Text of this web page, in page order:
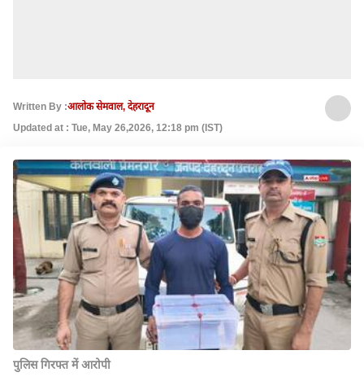
Written By :आलोक सेमवाल, देहरादून
Updated at : Tue, May 26,2026, 12:18 pm (IST)
पुलिस गिरफ्त में आरोपी